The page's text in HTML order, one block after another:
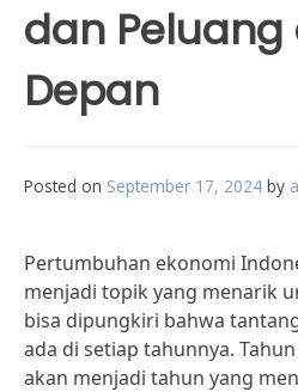
dan Peluang
Depan
Posted on September 17, 2024 by
Pertumbuhan ekonomi
menjadi topik yang menarik
bisa dipungkiri bahwa
ada di setiap tahunnya.
akan menjadi tahun yang